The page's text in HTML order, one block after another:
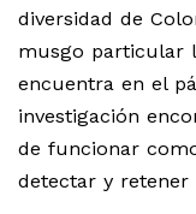
diversidad de
musgo particular
encuentra en el
investigación
de funcionar
detectar y